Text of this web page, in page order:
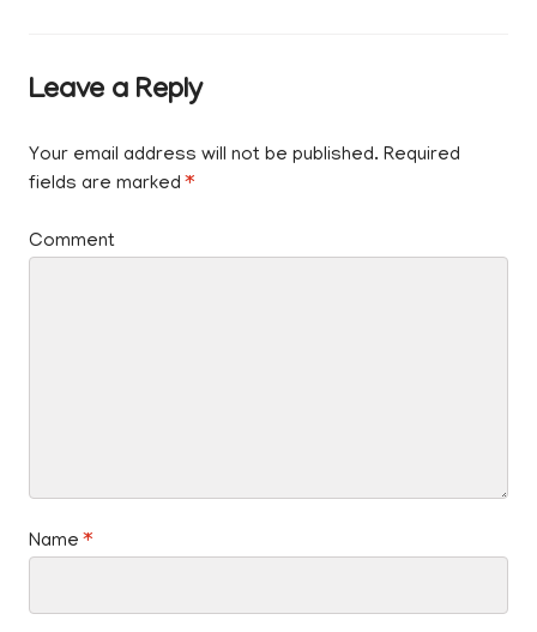
Leave a Reply
Your email address will not be published. Required
fields are marked*
Comment
Name*